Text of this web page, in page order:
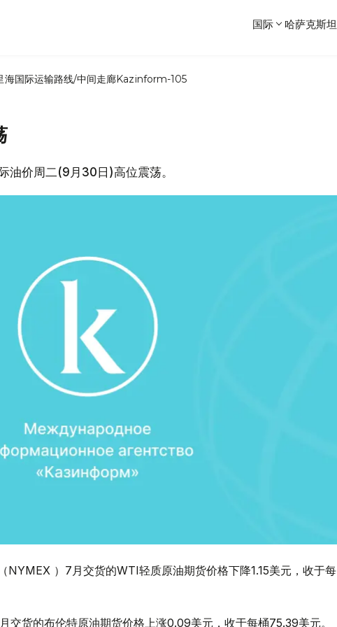
国际 哈萨克斯坦
海国际运输路线/中间走廊Kazinform-105
价周二(9月30日)高位震荡。
NYMEX ）7月交货的WTI轻质原油期货价格下降1.15美元，收于每
交货的布伦特原油期货价格上涨0.09美元，收于每桶75.39美元。